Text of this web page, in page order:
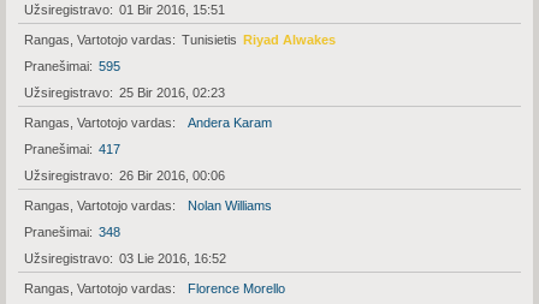
Užsiregistravo
01 Bir 2016, 15:51
Rangas, Vartotojo vardas Tunisietis Riyad Alwakes
Pranešimai
595
Užsiregistravo
25 Bir 2016, 02:23
Rangas, Vartotojo vardas
Andera Karam
Pranešimai
417
Užsiregistravo
26 Bir 2016, 00:06
Rangas, Vartotojo vardas
Nolan Williams
Pranešimai
348
Užsiregistravo
03 Lie 2016, 16:52
Rangas, Vartotojo vardas
Florence Morello